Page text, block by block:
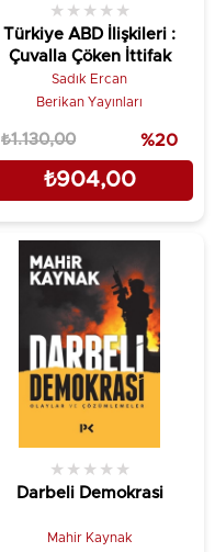
Türkiye ABD İlişkileri :
Çuvalla Çöken İttifak
★ ★ ★ ★ ★
Sadık Ercan
Berikan Yayınları
₺904,00
₺1.130,00 %20
Darbeli Demokrasi
★ ★ ★ ★ ★
Mahir Kaynak